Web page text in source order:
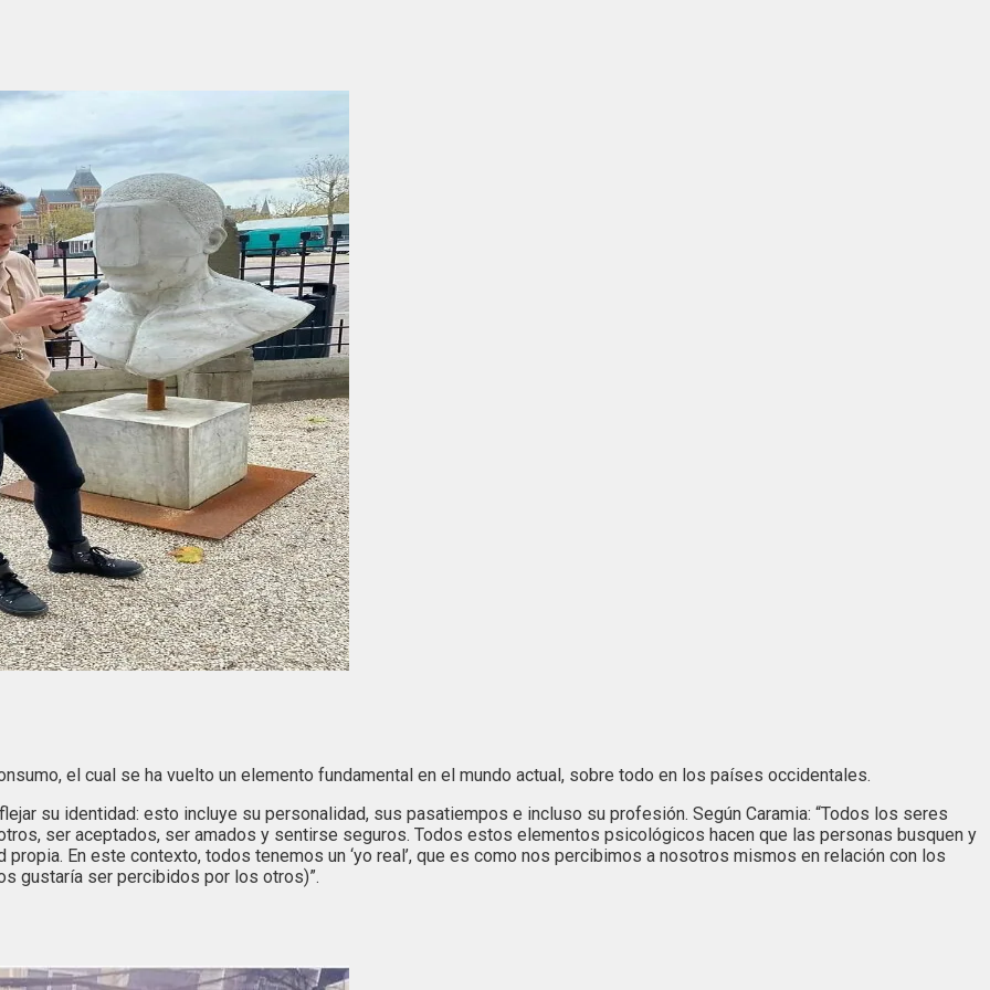
el cual se ha vuelto un elemento fundamental en el mundo actual, sobre todo en los países occidentales.
su identidad: esto incluye su personalidad, sus pasatiempos e incluso su profesión. Según Caramia: “Todos los seres
ser aceptados, ser amados y sentirse seguros. Todos estos elementos psicológicos hacen que las personas busquen y
En este contexto, todos tenemos un ‘yo real’, que es como nos percibimos a nosotros mismos en relación con los
gustaría ser percibidos por los otros)”.